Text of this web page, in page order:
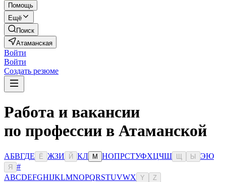
Помощь
Ещё
Поиск
Атаманская
Войти
Войти
Создать резюме
Работа и вакансии
по профессии в Атаманской
АБВГДЕ Ё ЖЗИ Й КЛ М НОПРСТУФХЦЧШ Ы ЭЮ
Я
#
ABCDEFGHIJKLMNOPQRSTUVWX Y Z